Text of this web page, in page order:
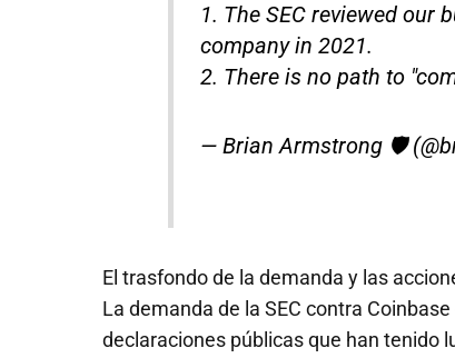
1. The SEC reviewed our
company in 2021.
2. There is no path to
— Brian Armstrong 🛡️
El trasfondo de la demanda y las
La demanda de la SEC contra
declaraciones públicas que han tenido